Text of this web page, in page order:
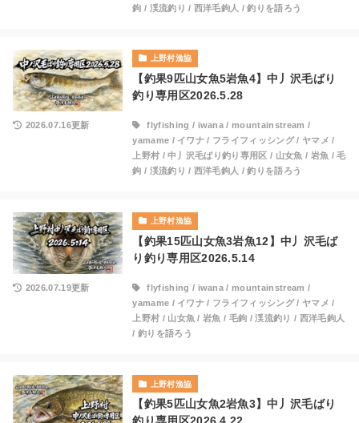
鉤 / 渓流釣り / 西洋毛鉤人 /釣りを語ろう
上野村漁協
【釣果9匹山女魚5岩魚4】中丿沢毛ばり
釣り専用区2026.5.28
2026.07.16更新 flyfishing / iwana /mountainstream /
yamame / イワナ / フライフィッシング/ ヤマメ /
上野村 /中丿沢毛ばり釣り専用区 / 山女魚 / 岩魚 /毛
鉤 / 渓流釣り / 西洋毛鉤人 /釣りを語ろう
上野村漁協
【釣果15匹山女魚3岩魚12】中丿沢毛ば
り釣り専用区2026.5.14
2026.07.19更新 flyfishing / iwana /mountainstream /
yamame / イワナ / フライフィッシング/ ヤマメ /
上野村 / 山女魚 /岩魚 / 毛鉤 /渓流釣り / 西洋毛鉤人
/ 釣りを語ろう
上野村漁協
【釣果5匹山女魚2岩魚3】中丿沢毛ばり